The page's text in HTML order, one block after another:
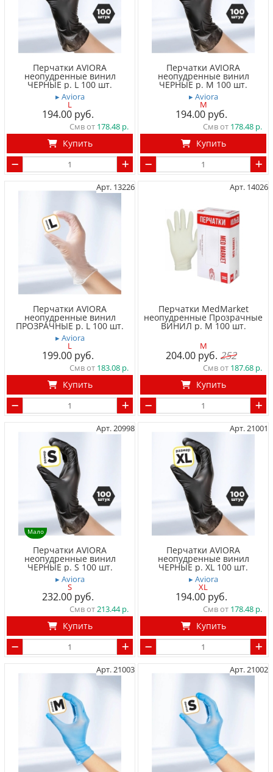
Перчатки AVIORA
неопудренные винил
ЧЕРНЫЕ р. L 100 шт.
▸ Aviora
L
194.00
Смв от 178.48
Купить
Перчатки AVIORA
неопудренные винил
ЧЕРНЫЕ р. M 100 шт.
▸ Aviora
M
194.00
Смв от 178.48
Купить
Арт. 13226
Перчатки AVIORA
неопудренные винил
ПРОЗРАЧНЫЕ р. L 100 шт.
▸ Aviora
L
199.00
Смв от 183.08
Купить
Арт. 14026
Перчатки МedМarket
неопудренные Прозрачные
ВИНИЛ р. M 100 шт.
M
204.00 252
Смв от 187.68
Купить
Арт. 20998
Мало
Перчатки AVIORA
неопудренные винил
ЧЕРНЫЕ р. S 100 шт.
▸ Aviora
S
232.00
Смв от213.44
Купить
Арт. 21001
Перчатки AVIORA
неопудренные винил
ЧЕРНЫЕ р. XL 100 шт.
▸ Aviora
XL
194.00
Смв от 178.48
Купить
Арт. 21003 Арт. 21002